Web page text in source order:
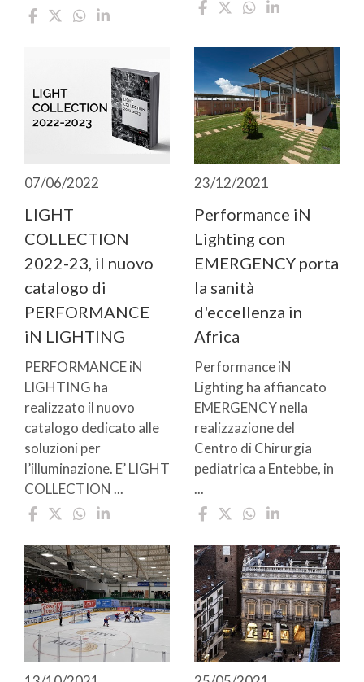
07/06/2022
LIGHT
COLLECTION
2022-23, il nuovo
catalogo di
PERFORMANCE
iN LIGHTING
PERFORMANCE iN
LIGHTING ha
realizzato il nuovo
catalogo dedicato alle
soluzioni per
l’illuminazione. E’ LIGHT
COLLECTION ...
23/12/2021
Performance iN
Lighting con
EMERGENCY porta
la sanità
d'eccellenza in
Africa
Performance iN
Lighting ha affiancato
EMERGENCY nella
realizzazione del
Centro di Chirurgia
pediatrica a Entebbe, in
...